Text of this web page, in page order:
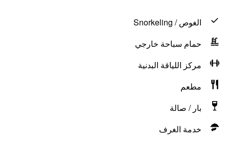
الغوص / Snorkeling
حمام سباحة خارجي
مركز اللياقة البدنية
مطعم
بار / صالة
خدمة الغرف